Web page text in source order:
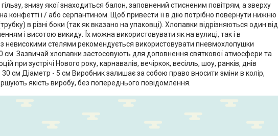
знизу якої знаходиться балон, заповнений стисненим повітрям, а зверху
конфетті і / або серпантином. Щоб привести її в дію потрібно повернути нижню
в різні боки (так як вказано на упаковці). Хлопавки відрізняються один від
і висотою викиду. Їх можна використовувати як на вулиці, так і в
невисокими стелями рекомендується використовувати пневмохлопушки
см. Зазвичай хлопавки застосовують для доповнення святкової атмосфери та
при зустрічі Нового року, карнавалів, вечіркок, весілль, шоу, ранків, днів
см Діаметр - 5 см Виробник залишає за собою право вносити зміни в колір,
якість виробу, без попереднього повідомлення.